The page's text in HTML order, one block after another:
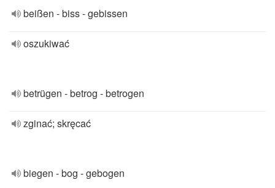
beißen - biss - gebissen
oszukiwać
betrügen - betrog - betrogen
zginać; skręcać
biegen - bog - gebogen